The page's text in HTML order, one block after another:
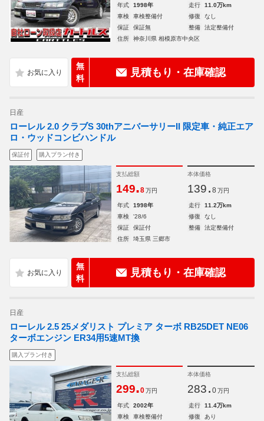
年式 1998年 走行
11.0万km
車検
車検整備付 修復
なし
保証
保証無 整備
法定整備付
住所
神奈川県 相模原市中央区
無
料
見積もり・在庫確認
日産
ローレル 2.0 クラブS 30thアニバーサリーII 限定車・純正エア
ロ・ウッドコンビハンドル
保証付 購入プラン付き
支払総額
149.8 万円
本体価格
139. 8 万円
年式 1998年 走行
11.2万km
車検
'28/6 修復
なし
保証
保証付 整備
法定整備付
住所
埼玉県 三郷市
無
料
見積もり・在庫確認
日産
ローレル 2.5 25メダリスト プレミア ターボ RB25DET NE06
ターボエンジン ER34用5速MT換
購入プラン付き
支払総額
299.0 万円
本体価格
283. 0 万円
年式 2002年 走行
11.4万km
車検
車検整備付 修復
あり